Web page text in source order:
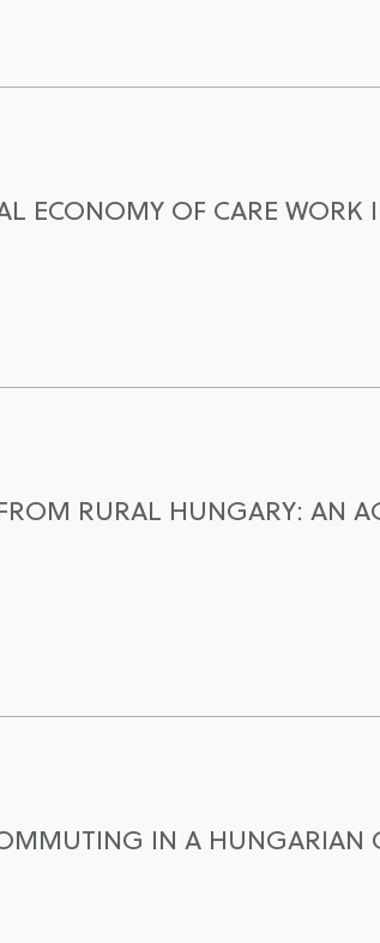
ECONOMY OF CARE WORK
RURAL HUNGARY: AN
IN A HUNGARIAN